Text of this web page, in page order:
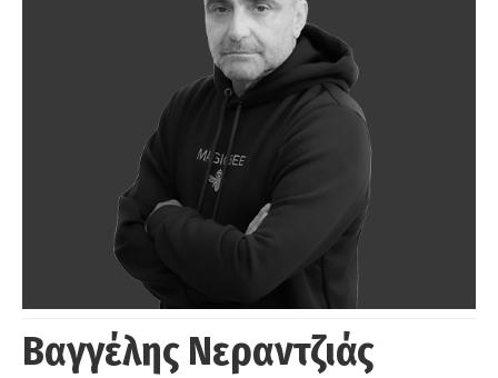
Βαγγέλης Νεραντζιάς